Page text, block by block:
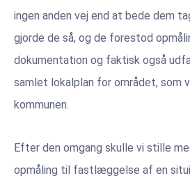
ingen anden vej end at bede dem
gjorde de så, og de forestod
dokumentation og faktisk også
samlet lokalplan for området, som
kommunen.
Efter den omgang skulle vi stille
opmåling til fastlæggelse af en